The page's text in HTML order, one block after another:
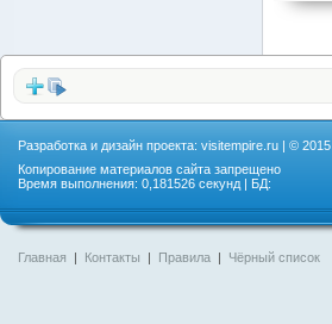
Разработка и дизайн проекта: visitempire.ru | © 2015
Копирование материалов сайта запрещено
Время выполнения: 0,181526 секунд | БД:
Главная | Контакты | Правила | Чёрный список